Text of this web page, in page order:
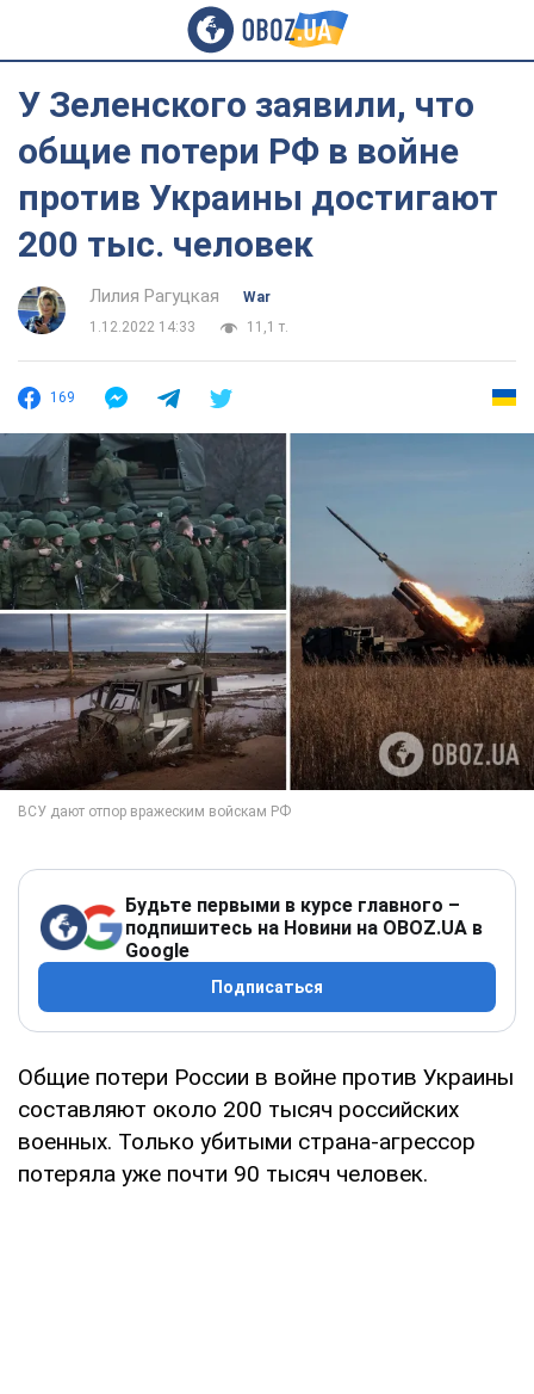
У Зеленского заявили, что
общие потери РФ в войне
против Украины достигают
200 тыс. человек
Лилия Рагуцкая
War
1.12.2022 14:33
11,1 т.
169
Будьте первыми в курсе главного –
подпишитесь на Новини на OBOZ.UA в
Google
Подписаться
Общие потери России в войне против Украины
составляют около 200 тысяч российских
военных. Только убитыми страна-агрессор
потеряла уже почти 90 тысяч человек.